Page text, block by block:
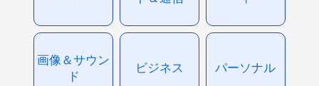
画像＆サウン
ド
ビジネス パーソナル